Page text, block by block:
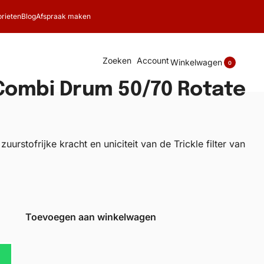
BlogAfspraak maken
Zoeken AccountWinkelwagen 0
Drum 50/70 Rotate
kracht en uniciteit van de Trickle filter van
Toevoegen aan winkelwagen